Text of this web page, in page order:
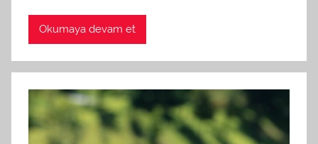
a
n
d
Okumaya devam et